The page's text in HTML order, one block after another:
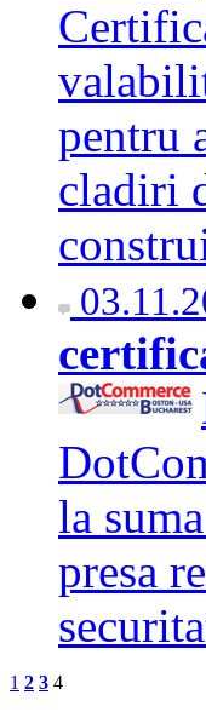
pentru
cladiri
la
presa
1 2 3 4